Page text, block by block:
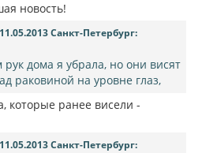
новость!
Санкт-Петербург:
дома я убрала, но они висят
раковиной на уровне глаз,
которые ранее висели -
Санкт-Петербург: